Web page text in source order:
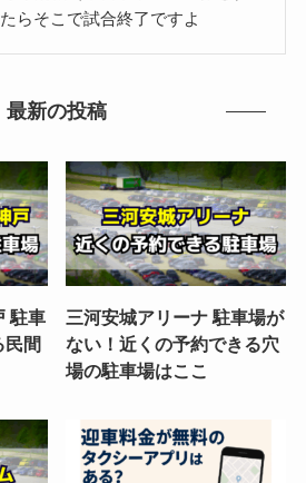
らそこで試合終了ですよ
最新の投稿
駐車
間
三河安城アリーナ 駐車場が
ない！近くの予約できる穴
場の駐車場はここ